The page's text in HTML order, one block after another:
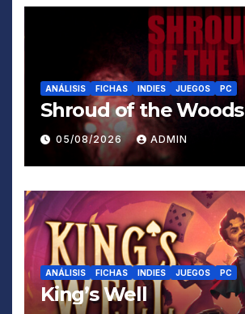
ANÁLISIS FICHAS INDIES JUEGOS PC
Shroud of the Woods
05/08/2026 ADMIN
ANÁLISIS FICHAS INDIES JUEGOS PC
King’s Well